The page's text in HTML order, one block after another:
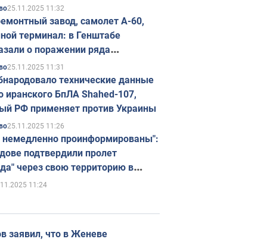
25.11.2025 11:32
завод, самолет А-60,
терминал: в Генштабе
о поражении ряда
объектов России
25.11.2025 11:31
технические данные
иранского БпЛА Shahed-107,
РФ применяет против Украины
25.11.2025 11:26
проинформированы":
подтвердили пролет
через свою территорию в
11:24
заявил, что в Женеве